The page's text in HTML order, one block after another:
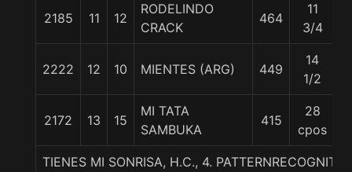
2185 11 12
RODELINDO
CRACK
464
11
3/4
2222 12 10 MIENTES (ARG) 449
14
1/2
2172 13 15
MI TATA
SAMBUKA
415
28
cpos
TIENES MI SONRISA, H.C., 4.